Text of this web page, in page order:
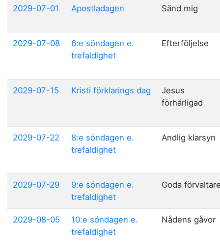
2029-07-01 Apostladagen Sänd mig
2029-07-08
6:e söndagen e.
trefaldighet
Efterföljelse
2029-07-15 Kristi förklarings dag
Jesus
förhärligad
2029-07-22
8:e söndagen e.
trefaldighet
Andlig klarsyn
2029-07-29
9:e söndagen e.
trefaldighet
Goda
2029-08-05
10:e söndagen e.
trefaldighet
Nådens gåvor